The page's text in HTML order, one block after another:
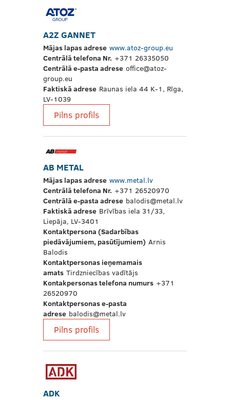
A2Z GANNET
Mājas lapas adrese www.atoz-group.eu
Centrālā telefona Nr. +371 26335050
Centrālā e-pasta adrese office@atoz-
group.eu
Faktiskā adrese Raunas iela 44 K-1, Rīga,
LV-1039
Pilns profils
AB METAL
Mājas lapas adrese www.metal.lv
Centrālā telefona Nr. +371 26520970
Centrālā e-pasta adrese balodis@metal.lv
Faktiskā adrese Brīvības iela 31/33,
Liepāja, LV-3401
Kontaktpersona (Sadarbības
piedāvājumiem, pasūtījumiem) Arnis
Balodis
Kontaktpersonas ieņemamais
amats Tirdzniecības vadītājs
Kontakpersonas telefona numurs +371
26520970
Kontaktpersonas e-pasta
adrese balodis@metal.lv
Pilns profils
ADK